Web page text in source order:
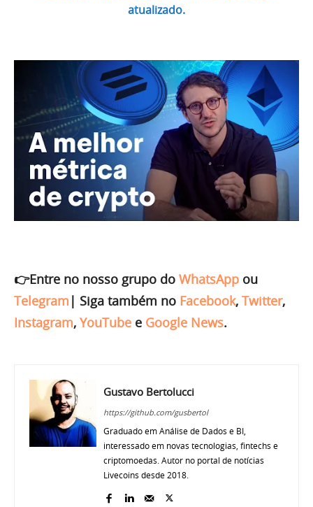
atualizado.
👉Entre no nosso grupo do WhatsApp ou
Telegram | Siga também no Facebook, Twitter,
Instagram, YouTube e Google News.
Gustavo Bertolucci
https://github.com/gusbertol
Graduado em Análise de Dados e BI,
interessado em novas tecnologias, fintechs e
criptomoedas. Autor no portal de notícias
Livecoins desde 2018.